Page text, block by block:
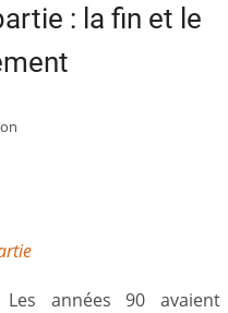
: la fin et le
Les années 90